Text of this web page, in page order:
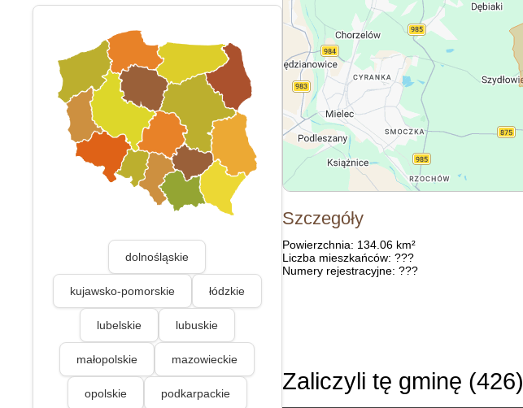
dolnośląskie
kujawsko-pomorskie łódzkie
lubelskie lubuskie
małopolskie mazowieckie
opolskie podkarpackie
Szczegóły
Powierzchnia: 134.06 km²
Liczba mieszkańców: ???
Numery rejestracyjne: ???
Zaliczyli tę gminę (426)